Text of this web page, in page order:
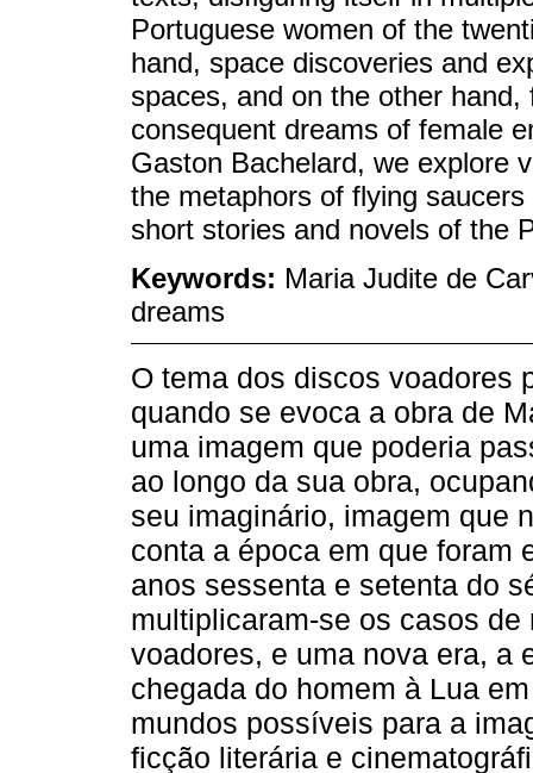
Portuguese women of the
hand, space discoveries and
spaces, and on the other
consequent dreams of female
Gaston Bachelard, we explore
the metaphors of flying
short stories and novels of the
Keywords: Maria Judite de
dreams
O tema dos discos voadores
quando se evoca a obra de
uma imagem que poderia
ao longo da sua obra,
seu imaginário, imagem que
conta a época em que foram
anos sessenta e setenta do
multiplicaram-se os casos
voadores, e uma nova era, a
chegada do homem à Lua
mundos possíveis para a
ficção literária e